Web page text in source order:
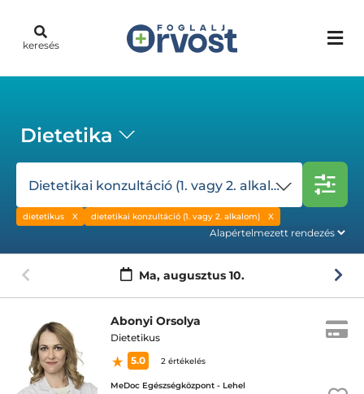
keresés
Dietetika
Dietetikai konzultáció (1. vagy 2. alkalom)
dietetikus dietetikai konzultáció (1. vagy 2. alkalom)
Ma, augusztus 10.
Abonyi Orsolya
Dietetikus
5.0
2 értékelés
MeDoc Egészségközpont - Lehel